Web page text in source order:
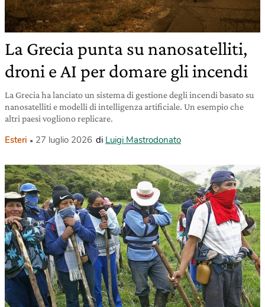
La Grecia punta su nanosatelliti,
droni e AI per domare gli incendi
La Grecia ha lanciato un sistema di gestione degli incendi basato su
nanosatelliti e modelli di intelligenza artificiale. Un esempio che
altri paesi vogliono replicare.
Esteri 27 luglio 2026 di Luigi Mastrodonato